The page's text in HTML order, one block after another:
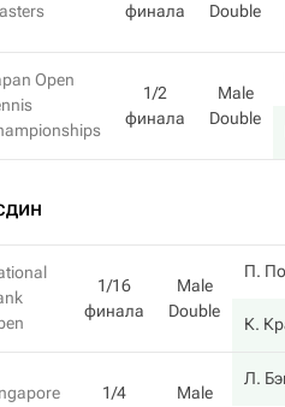
финала
Double
Open
1/2
финала
Male
Double
1/16
финала
Male
Double
П.
К.
1/4
Male
Л.